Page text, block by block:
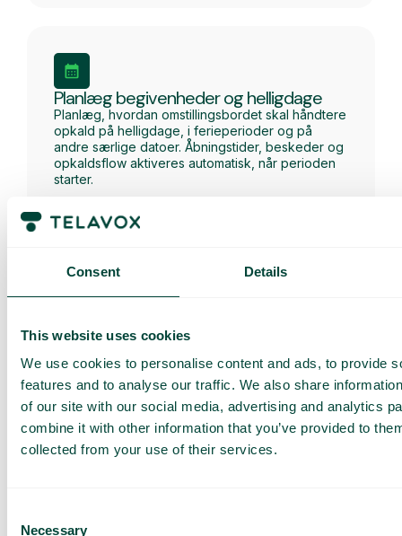
Consent Details
This website uses cookies
We use cookies to personalise content and ads, to provide
features and to analyse our traffic. We also share
of our site with our social media, advertising and analytics
combine it with other information that you’ve provided to
collected from your use of their services.
Selection
Necessary
Planlæg begivenheder og helligdage
Planlæg, hvordan omstillingsbordet skal håndtere
opkald på helligdage, i ferieperioder og på
andre særlige datoer. Åbningstider, beskeder og
opkaldsflow aktiveres automatisk, når perioden
starter.
SMS to Caller
SMS før, under eller efter et indgående opkald.
skræddersyet